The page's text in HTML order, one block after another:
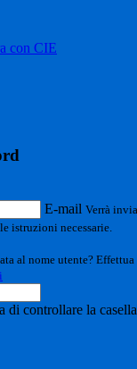
con CIE
E-mail Verrà
istruzioni necessarie.
al nome utente?
di controllare la